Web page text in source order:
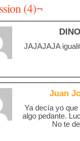
(4)¬
DINO
JAJAJAJA
Juan
Ya decía yo
algo pedante.
No te